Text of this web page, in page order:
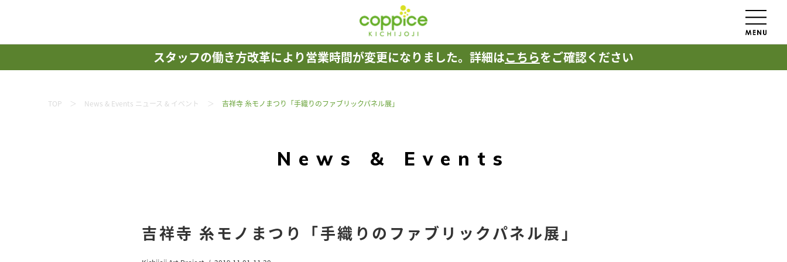
スタッフの働き方改革により営業時間が変更になりました。 詳細はこちらをご確認ください
TOP News & Events ニュース & イベント 吉祥寺 糸モノまつり「手織りのファブリックパネル展」
News & Events
吉祥寺 糸モノまつり「手織りのファブリックパネル展」